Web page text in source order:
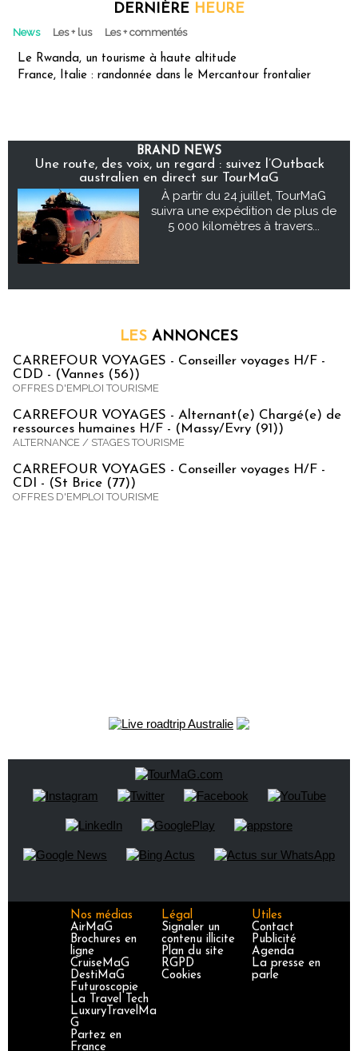
DERNIÈRE HEURE
News Les + lus Les + commentés
Le Rwanda, un tourisme à haute altitude
France, Italie : randonnée dans le Mercantour frontalier
BRAND NEWS
Une route, des voix, un regard : suivez l’Outback
australien en direct sur TourMaG
À partir du 24 juillet, TourMaG
suivra une expédition de plus de
5 000 kilomètres à travers...
LES ANNONCES
CARREFOUR VOYAGES - Conseiller voyages H/F -
CDD - (Vannes (56))
OFFRES D'EMPLOI TOURISME
CARREFOUR VOYAGES - Alternant(e) Chargé(e) de
ressources humaines H/F - (Massy/Evry (91))
ALTERNANCE / STAGES TOURISME
CARREFOUR VOYAGES - Conseiller voyages H/F -
CDI - (St Brice (77))
OFFRES D'EMPLOI TOURISME
Nos médias
AirMaG
Brochures en
ligne
CruiseMaG
DestiMaG
Futuroscopie
La Travel Tech
LuxuryTravelMa
G
Partez en
France
Légal
Signaler un
contenu illicite
Plan du site
RGPD
Cookies
Utiles
Contact
Publicité
Agenda
La presse en
parle